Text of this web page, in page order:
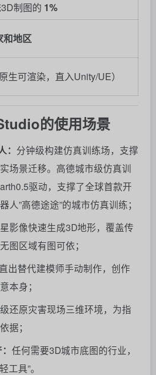
制图的 1%
和地区
生可渲染，直入Unity/UE）
的使用场景
分钟级构建仿真训练场，支撑
场景迁移。高德城市级仿真训
驱动，支撑了全球首款开
人”高德途途”的城市仿真训练；
影像快速生成3D地形，覆盖传
图区域有图可依；
出替代建模师手动制作，创作
本身；
还原灾害现场三维环境，为指
据；
任何需要3D城市底图的行业，
工具”。